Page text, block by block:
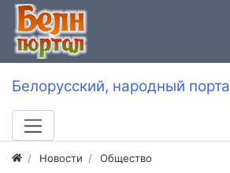
Белорусский, народный
Новости Общество